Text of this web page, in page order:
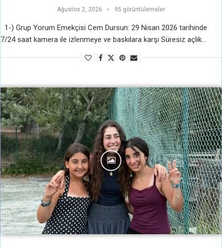
Ağustos 2, 2026 95 görüntülemeler
1-) Grup Yorum Emekçisi Cem Dursun: 29 Nisan 2026 tarihinde
7/24 saat kamera ile izlenmeye ve baskılara karşı Süresiz açlık